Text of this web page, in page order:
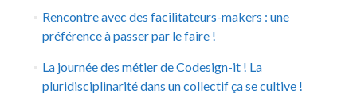
Rencontre avec des facilitateurs-makers : une
préférence à passer par le faire !
La journée des métier de Codesign-it ! La
pluridisciplinarité dans un collectif ça se cultive !